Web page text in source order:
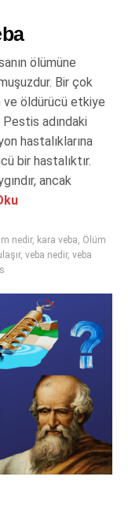
ölümüne
Bir çok
ve öldürücü etkiye
Pestis adındaki
hastalıklarına
bir hastalıktır.
ancak
nedir, kara veba, Ölüm
, veba nedir, veba